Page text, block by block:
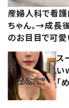
産婦人科で看護
ちゃん。→成長
のお目目で可愛
ス
い
「